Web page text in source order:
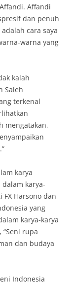
Affandi
dan penuh
cara saya
warna yang
kalah
Saleh
terkenal
mengatakan,
karya
karya-
Harsono dan
yang
karya-karya
“Seni rupa
dan budaya
Indonesia